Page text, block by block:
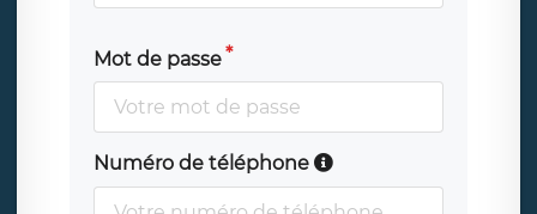
Mot de passe
Numéro de téléphone